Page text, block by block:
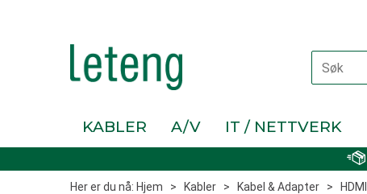
KABLER A/V IT / NETTVERK
Her er du nå: Hjem > Kabler > Kabel & Adapter > HDMI